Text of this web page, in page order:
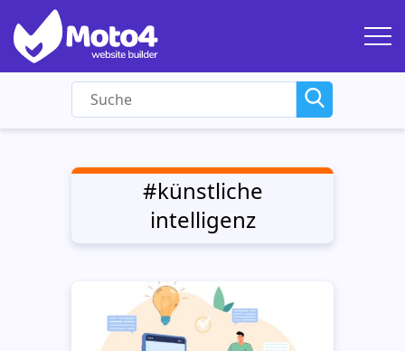
#künstliche
intelligenz